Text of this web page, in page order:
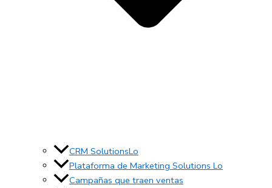
CRM SolutionsLo
Plataforma de Marketing Solutions Lo
Campañas que traen ventas